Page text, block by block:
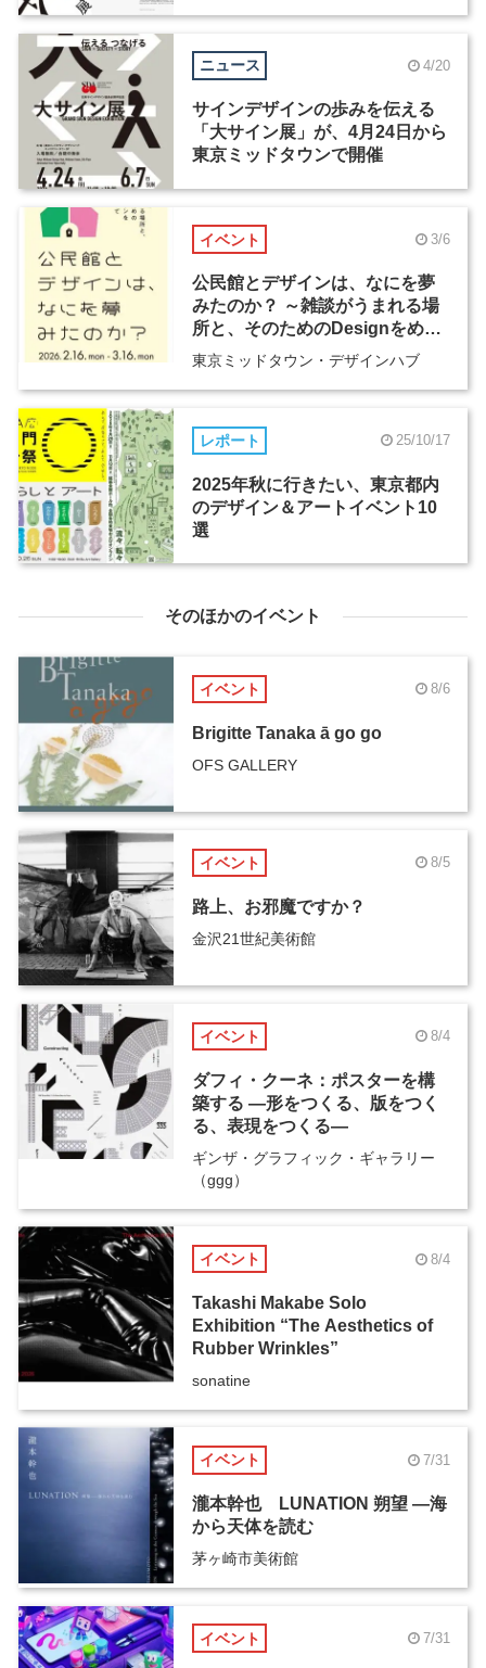
ニュース 4/20
サインデザインの歩みを伝える
「大サイン展」が、4月24日から
東京ミッドタウンで開催
イベント 3/6
公民館とデザインは、なにを夢
みたのか？ ～雑談がうまれる場
所と、そのためのDesignをめぐ
って～
東京ミッドタウン・デザインハブ
レポート 25/10/17
2025年秋に行きたい、東京都内
のデザイン＆アートイベント10
選
そのほかのイベント
イベント 8/6
Brigitte Tanaka ā go go
OFS GALLERY
イベント 8/5
路上、お邪魔ですか？
金沢21世紀美術館
イベント 8/4
ダフィ・クーネ：ポスターを構
築する ―形をつくる、版をつく
る、表現をつくる―
ギンザ・グラフィック・ギャラリー
（ggg）
イベント 8/4
Takashi Makabe Solo
Exhibition “The Aesthetics of
Rubber Wrinkles”
sonatine
イベント 7/31
瀧本幹也 LUNATION 朔望 ―海
から天体を読む
茅ヶ崎市美術館
イベント 7/31